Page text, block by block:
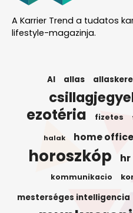
A Karrier Trend a tudatos
lifestyle-magazinja.
AI allas
ezotéria fizetes
halak home office
horoszkóp hr
kommunikacio
mesterséges intelligencia